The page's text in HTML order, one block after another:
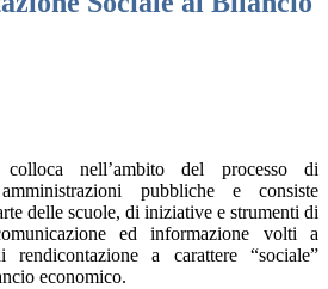
nell’ambito del processo di
pubbliche e consiste
delle scuole, di iniziative e strumenti di
ed informazione volti a
a carattere “sociale”
economico.